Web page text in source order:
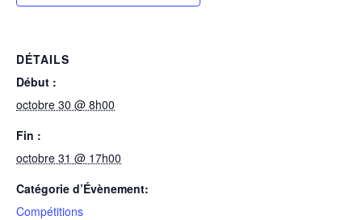
DÉTAILS
Début :
octobre 30 @ 8h00
Fin :
octobre 31 @ 17h00
Catégorie d’Évènement:
Compétitions